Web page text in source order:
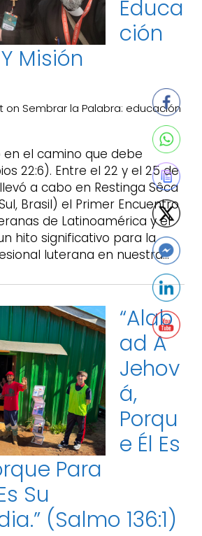
Educa
Ción
Misión
on Sembrar la Palabra: educación
en el camino que debe
22:6). Entre el 22 y el 25 de
a cabo en Restinga Sêca
Brasil) el Primer Encuentro
de Latinoamérica y el
hito significativo para la
luterana en nuestra…
“Alab
Ad A
Jehov
Á,
Porqu
E Él Es
Para
Su
(Salmo 136:1)